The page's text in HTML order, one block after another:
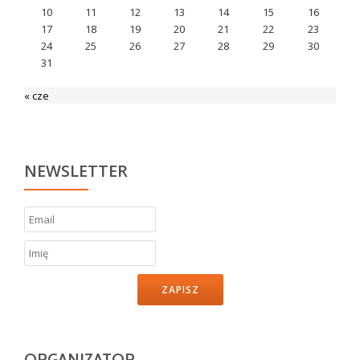
10
11 12 13 14 15
16
17
18 19 20 21 22
23
24
25 26 27 28 29
30
31
« cze
NEWSLETTER
ZAPISZ